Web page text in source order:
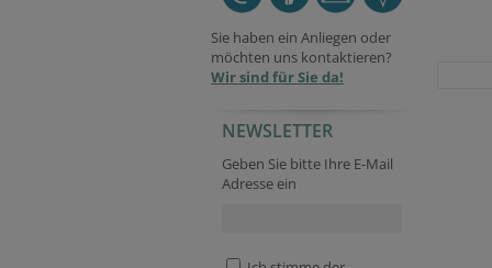
Sie haben ein Anliegen oder
möchten uns kontaktieren?
Wir sind für Sie da!
NEWSLETTER
Geben Sie bitte Ihre E-Mail
Adresse ein